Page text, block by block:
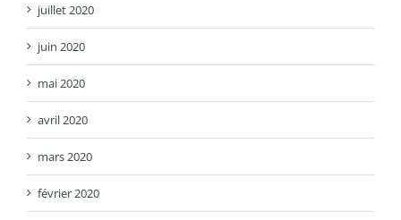
juillet 2020
juin 2020
mai 2020
avril 2020
mars 2020
février 2020